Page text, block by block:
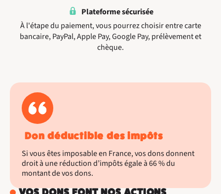
Plateforme sécurisée
À l'étape du paiement, vous pourrez choisir entre carte
bancaire, PayPal, Apple Pay, Google Pay, prélèvement et
chèque.
Don déductible des impôts
Si vous êtes imposable en France, vos dons donnent
droit à une réduction d’impôts égale à 66 % du
montant de vos dons.